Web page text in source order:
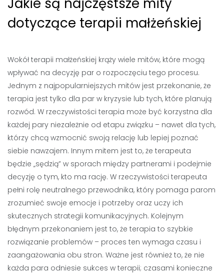
dotyczące terapii małżeńskiej
Wokół terapii małżeńskiej krąży wiele mitów, które mogą
wpływać na decyzję par o rozpoczęciu tego procesu.
Jednym z najpopularniejszych mitów jest przekonanie, że
terapia jest tylko dla par w kryzysie lub tych, które planują
rozwód. W rzeczywistości terapia może być korzystna dla
każdej pary niezależnie od etapu związku – nawet dla tych,
którzy chcą wzmocnić swoją relację lub lepiej poznać
siebie nawzajem. Innym mitem jest to, że terapeuta
będzie „sędzią” w sporach między partnerami i podejmie
decyzję o tym, kto ma rację. W rzeczywistości terapeuta
pełni rolę neutralnego przewodnika, który pomaga parom
zrozumieć swoje emocje i potrzeby oraz uczy ich
skutecznych strategii komunikacyjnych. Kolejnym
błędnym przekonaniem jest to, że terapia to szybkie
rozwiązanie problemów – proces ten wymaga czasu i
zaangażowania obu stron. Ważne jest również to, że nie
każda para odniesie sukces w terapii; czasami konieczne